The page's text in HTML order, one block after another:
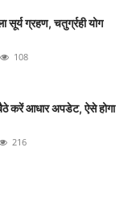
सूर्य ग्रहण, चतुर्ग्रही योग
108
करें आधार अपडेट, ऐसे होगा
216